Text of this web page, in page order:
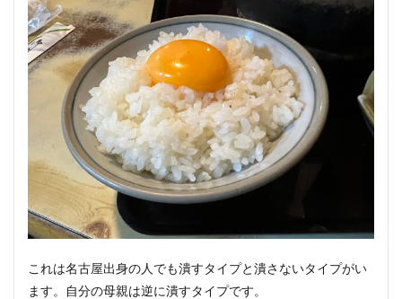
これは名古屋出身の人でも潰すタイプと潰さないタイプがい
ます。自分の母親は逆に潰すタイプです。